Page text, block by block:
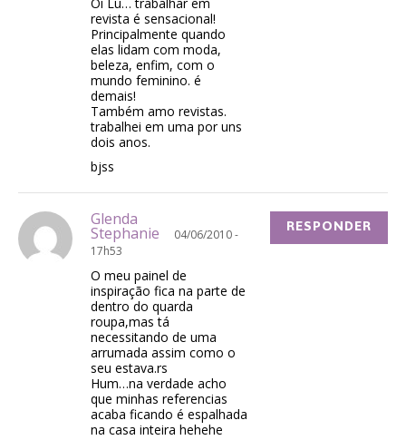
Oi Lu… trabalhar em
revista é sensacional!
Principalmente quando
elas lidam com moda,
beleza, enfim, com o
mundo feminino. é
demais!
Também amo revistas.
trabalhei em uma por uns
dois anos.
bjss
Glenda
Stephanie
04/06/2010 -
17h53
O meu painel de
inspiração fica na parte de
dentro do quarda
roupa,mas tá
necessitando de uma
arrumada assim como o
seu estava.rs
Hum…na verdade acho
que minhas referencias
acaba ficando é espalhada
na casa inteira hehehe
RESPONDER